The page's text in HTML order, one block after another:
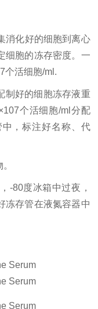
消化好的细胞到离心
细胞的冻存密度。一
个活细胞/ml.
制好的细胞冻存液重
个活细胞/ml分配
，标注好名称、代
-80度冰箱中过夜，
冻存管在液氮容器中
Serum
Serum
Serum